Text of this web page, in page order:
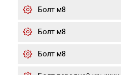
Болт м8
Болт м8
Болт м8